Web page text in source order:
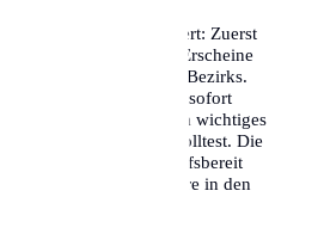
(Saale) gut strukturiert: Zuerst
Termin vereinbaren. Erscheine
im Bürgeramt deines Bezirks.
Dokumente erhältst du sofort
Diese ist ein extrem wichtiges
aufbewahren solltest. Die
in der Regel sehr hilfsbereit
Englisch, insbesondere in den
Stadt.